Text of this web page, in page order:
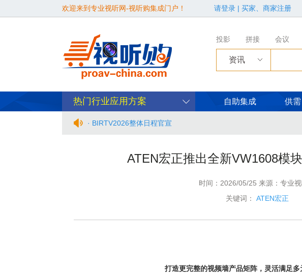
欢迎来到专业视听网-视听购集成门户！ 请登录 | 买家、商家注册
投影 拼接 会议
资讯
热门行业应用方案 自助集成 供需
· BIRTV2026整体日程官宣
· 面对不断升级的文旅亮化市场，你拿什么参与竞争？
· 松下投影机赋能LYMB.iO的MultiBall系统，打造新一代体育与游戏
ATEN宏正推出全新VW1608模
时间：2026/05/25 来源：专业
关键词：
ATEN宏正
打造更完整的视频墙产品矩阵，灵活满足